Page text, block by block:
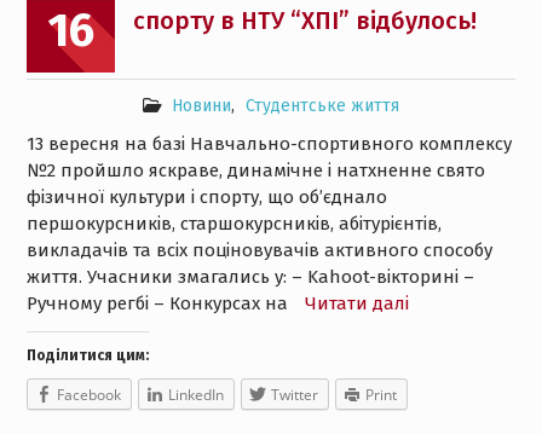
16
спорту в НТУ “ХПІ” відбулось!
Новини, Студентське життя
13 вересня на базі Навчально-спортивного комплексу
№2 пройшло яскраве, динамічне і натхненне свято
фізичної культури і спорту, що об’єднало
першокурсників, старшокурсників, абітурієнтів,
викладачів та всіх поціновувачів активного способу
життя. Учасники змагались у: – Kahoot-вікторині –
Ручному регбі – Конкурсах на
Читати далі
Поділитися цим:
Facebook LinkedIn Twitter Print